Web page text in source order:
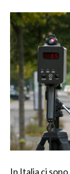
In Italia ci sono